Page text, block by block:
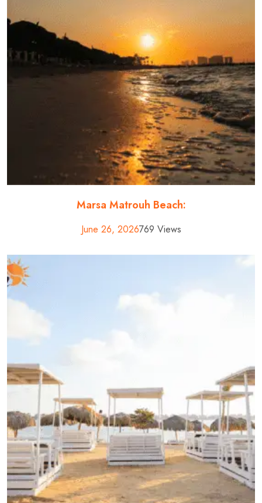
Marsa Matrouh Beach:
June 26, 2026769 Views